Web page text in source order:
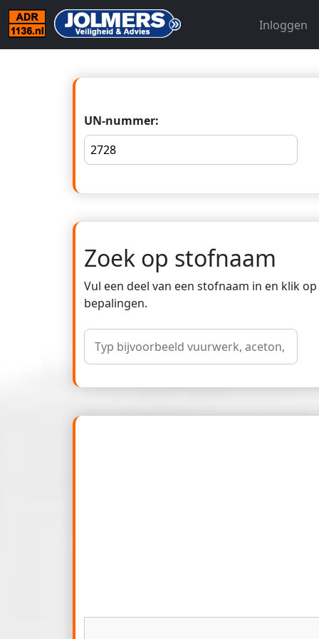
Inloggen
UN-nummer:
Zoek op stofnaam
Vul een deel van een stofnaam in en klik
bepalingen.